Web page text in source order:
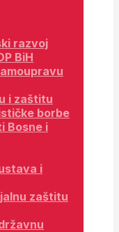
razvoj
BiH
i zaštitu
borbe
Bosne i
i
zaštitu